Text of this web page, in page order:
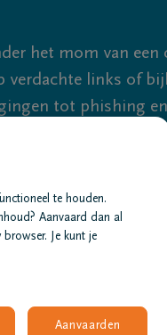
het mom van een
verdachte links of
tot phishing
We zijn er voor je 24u/
te houden.
Aanvaard dan al
Je kunt je
Aanvaarden